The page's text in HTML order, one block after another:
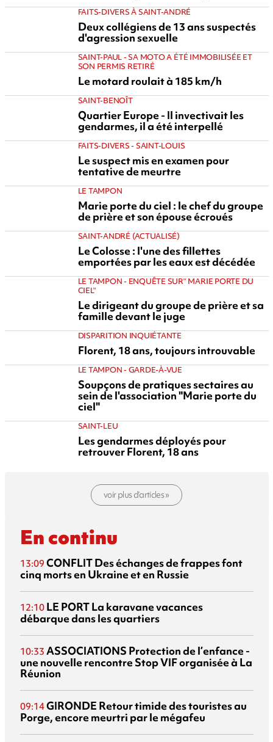
FAITS-DIVERS À SAINT-ANDRÉ
Deux collégiens de 13 ans suspectés
d'agression sexuelle
SAINT-PAUL - SA MOTO A ÉTÉ IMMOBILISÉE ET
SON PERMIS RETIRÉ
Le motard roulait à 185 km/h
SAINT-BENOÎT
Quartier Europe - Il invectivait les
gendarmes, il a été interpellé
FAITS-DIVERS - SAINT-LOUIS
Le suspect mis en examen pour
tentative de meurtre
LE TAMPON
Marie porte du ciel : le chef du groupe
de prière et son épouse écroués
SAINT-ANDRÉ (ACTUALISÉ)
Le Colosse : l'une des fillettes
emportées par les eaux est décédée
LE TAMPON - ENQUÊTE SUR" MARIE PORTE DU
CIEL"
Le dirigeant du groupe de prière et sa
famille devant le juge
DISPARITION INQUIÉTANTE
Florent, 18 ans, toujours introuvable
LE TAMPON - GARDE-À-VUE
Soupçons de pratiques sectaires au
sein de l'association "Marie porte du
ciel"
SAINT-LEU
Les gendarmes déployés pour
retrouver Florent, 18 ans
voir plus d’articles »
En continu
13:09 CONFLITDes échanges de frappes font
cinq morts en Ukraine et en Russie
12:10 LE PORTLa karavane vacances
débarque dans les quartiers
10:33 ASSOCIATIONS Protection de l’enfance -
une nouvelle rencontre Stop VIF organisée à La
Réunion
09:14GIRONDE Retour timide des touristes au
Porge, encore meurtri par le mégafeu